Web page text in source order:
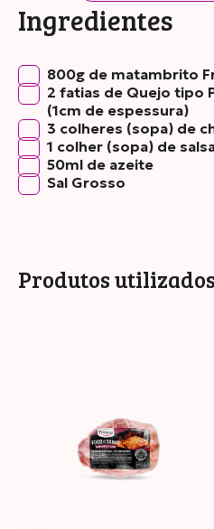
Ingredientes
800g de matambrito
2 fatias de Quejo tipo
(1cm de espessura)
3 colheres (sopa) de
1 colher (sopa) de
50ml de azeite
Sal Grosso
Produtos utilizados